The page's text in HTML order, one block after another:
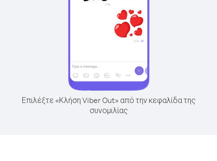
Επιλέξτε «Κλήση Viber Out» από την κεφαλίδα της
συνομιλίας